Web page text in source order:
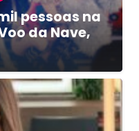
pessoas na
da Nave,